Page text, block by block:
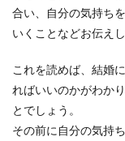
合い、自分の気持ち
いくことなどお伝え
これを読めば、結婚
ればいいのかがわか
とでしょう。
その前に自分の気持